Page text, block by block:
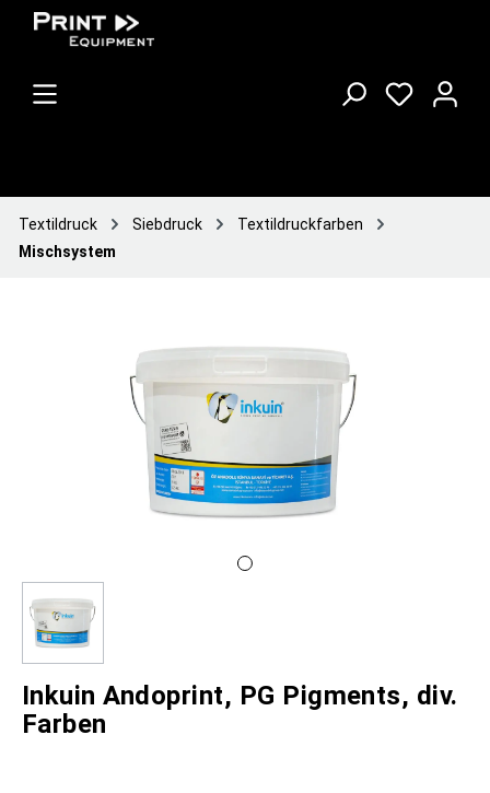
Textildruck Siebdruck
Textildruckfarben
Mischsystem
Inkuin Andoprint, PG Pigments, div.
Farben